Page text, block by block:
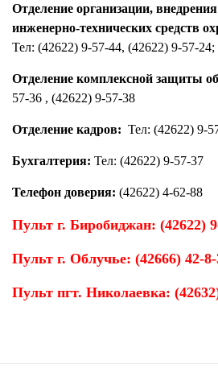
Отделение организации,
инженерно-технических средств
Тел: (42622) 9-57-44, (42622) 9-57-24;
Отделение комплексной защиты
57-36 , (42622) 9-57-38
Отделение кадров: Тел: (42622) 9-
Бухгалтерия: Тел: (42622) 9-57-37
Телефон доверия: (42622) 4-62-88
Пульт г. Биробиджан: (42622)
Пульт г. Облучье: (42666) 42-
Пульт пгт. Николаевка: